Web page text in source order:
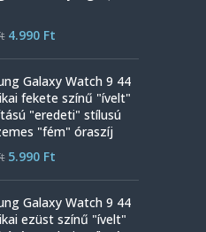
4.990 Ft
Galaxy Watch 9 44
fekete színű "ívelt"
"eredeti" stílusú
"fém" óraszíj
5.990 Ft
Galaxy Watch 9 44
ezüst színű "ívelt"